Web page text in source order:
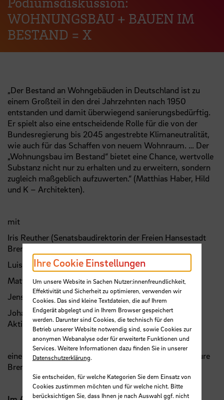
WOHNUNGSBAU + BAUEN IM
BESTAND = X
„Der Bestand an Wohngebäuden in Deutschland ist zu
einem Großteil in den drei Jahrzehnten nach 1950
entstanden und damit überwiegend sanierungsbedürftig.
Er spielt also eine entscheidende Rolle für die von der
Bundesregierung bis 2045 angestrebte Klimaneutralität,
wie auch für das Schaffen von neuem Wohnraum. … Der
„Wohnungsbau im Bestand“ bietet eine Chance, wertvolle
Substanz nicht nur zu erhalten und zu erweitern, sondern
zugleich maßgeblich aufzuwerten.“ (Matthias Haber, Hild
und K – Architekten).
mit
Iris Reuther (Senatsbaudirektorin der Freien Hansestadt
Bremen),
Luisa Ropelato (Architects for Future),
Matthias Haber (Hild und K),
Jens Lütjen (Robert C. Spies Immobilien)
Johann Christian Plagemann (GEWOBA
Aktiengesellschaft Wohnen und Bauen)
eine Kooperation des b.zb und der School of Architecture
Bremen der
Ihre Cookie Einstellungen
Um unsere Website in Sachen Nutzer:innenfreundlichkeit,
Effektivität und Sicherheit zu optimieren, verwenden wir
Cookies. Das sind kleine Textdateien, die auf Ihrem
Endgerät abgelegt und in Ihrem Browser gespeichert
werden. Darunter sind Cookies, die technisch für den
Betrieb unserer Website notwendig sind, sowie Cookies zur
anonymen Webanalyse oder für erweiterte Funktionen und
Services. Weitere Informationen dazu finden Sie in unserer
Datenschutzerklärung.
Sie entscheiden, für welche Kategorien Sie dem Einsatz von
Cookies zustimmen möchten und für welche nicht. Bitte
berücksichtigen Sie, dass Ihnen je nach Auswahl ggf. nicht